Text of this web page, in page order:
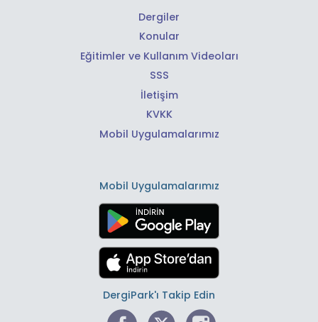
Dergiler
Konular
Eğitimler ve Kullanım Videoları
SSS
İletişim
KVKK
Mobil Uygulamalarımız
Mobil Uygulamalarımız
DergiPark'ı Takip Edin